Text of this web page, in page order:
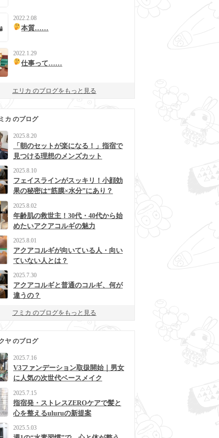
2022.2.08
本質……
2022.1.29
仕事って……
エリカ のブログをもっと見る
カ のブログ
2025.8.20
「朝のセットが楽になる！」指宿で
見つける理想のメンズカット
2025.8.10
フェイスラインがスッキリ！小顔効
果の秘密は“筋膜×水分”にあり？
2025.8.02
年齢肌の救世主！30代・40代から始
めたいアクアコルギの魅力
2025.8.01
アクアコルギが向いている人・向い
ていない人とは？
2025.7.30
アクアコルギと普通のコルギ、何が
違うの？
フミカ のブログをもっと見る
ヤ のブログ
2025.7.16
V3ファンデーション取扱開始｜男女
に人気の次世代ベースメイク
2025.7.15
指宿発・ストレスZEROケアで髪と
心を整えるuluruの新提案
2025.5.03